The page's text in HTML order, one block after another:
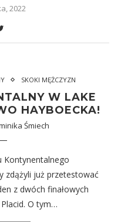
2022
SKOKI MĘŻCZYZN
W LAKE
HAYBOECKA!
Śmiech
Kontynentalnego
zdążyli już przetestować
z dwóch finałowych
O tym…